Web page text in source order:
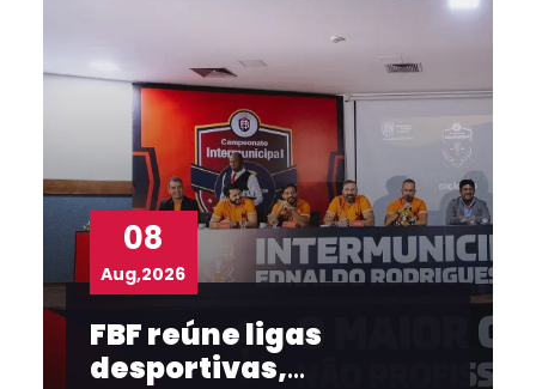
08
Aug,2026
FBF reúne ligas
desportivas,